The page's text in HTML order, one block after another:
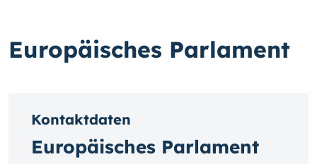
Europäisches Parlament
Kontaktdaten
Europäisches Parlament